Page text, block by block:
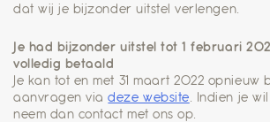
dat wij je bijzonder uitstel verlengen.
Je had bijzonder uitstel tot 1 februari
volledig betaald
Je kan tot en met 31 maart 2022
aanvragen viadeze website . Indien je
neem dan contact met ons op.